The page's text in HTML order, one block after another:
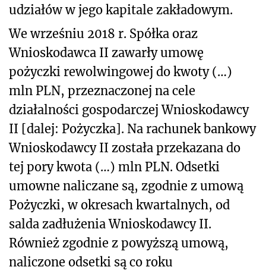
udziałów w jego kapitale zakładowym.
We wrześniu 2018 r. Spółka oraz
Wnioskodawca II zawarły umowę
pożyczki rewolwingowej do kwoty (…)
mln PLN, przeznaczonej na cele
działalności gospodarczej Wnioskodawcy
II [dalej: Pożyczka]. Na rachunek bankowy
Wnioskodawcy II została przekazana do
tej pory kwota (…) mln PLN. Odsetki
umowne naliczane są, zgodnie z umową
Pożyczki, w okresach kwartalnych, od
salda zadłużenia Wnioskodawcy II.
Również zgodnie z powyższą umową,
naliczone odsetki są co roku